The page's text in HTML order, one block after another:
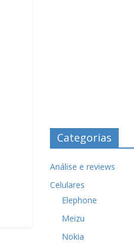
Categorias
Análise e reviews
Celulares
Elephone
Meizu
Nokia